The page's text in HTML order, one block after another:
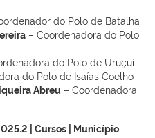
do Polo de Batalha
– Coordenadora do Polo
do Polo de Uruçuí
do Polo de Isaías Coelho
Abreu – Coordenadora
| Cursos | Município